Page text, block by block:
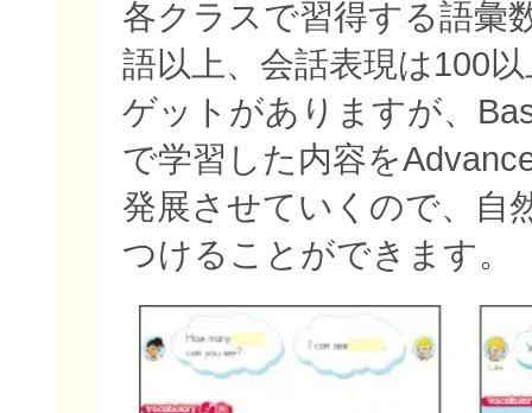
各クラスで習得する語彙
語以上、会話表現は100
ゲットがありますが、
で学習した内容を
発展させていくので、自
つけることができます。